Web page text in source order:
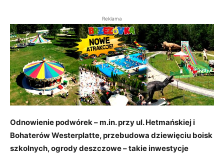
Reklama
Odnowienie podwórek – m.in. przy ul. Hetmańskiej i
Bohaterów Westerplatte, przebudowa dziewięciu boisk
szkolnych, ogrody deszczowe – takie inwestycje